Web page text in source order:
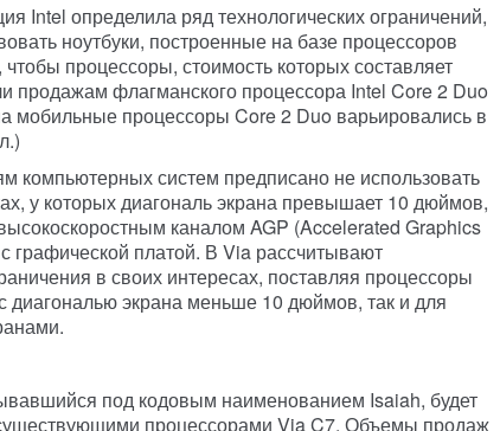
Intel определила ряд технологических ограничений,
ноутбуки, построенные на базе процессоров
процессоры, стоимость которых составляет
продажам флагманского процессора Intel Core 2 Duo
мобильные процессоры Core 2 Duo варьировались в
компьютерных систем предписано не использовать
у которых диагональ экрана превышает 10 дюймов,
каналом AGP (Accelerated Graphics
графической платой. В Via рассчитывают
в своих интересах, поставляя процессоры
диагональю экрана меньше 10 дюймов, так и для
под кодовым наименованием Isaiah, будет
процессорами Via C7. Объемы продаж